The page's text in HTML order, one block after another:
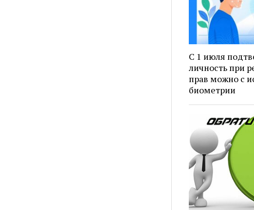
С 1 июля
личность при
прав можно с
биометрии